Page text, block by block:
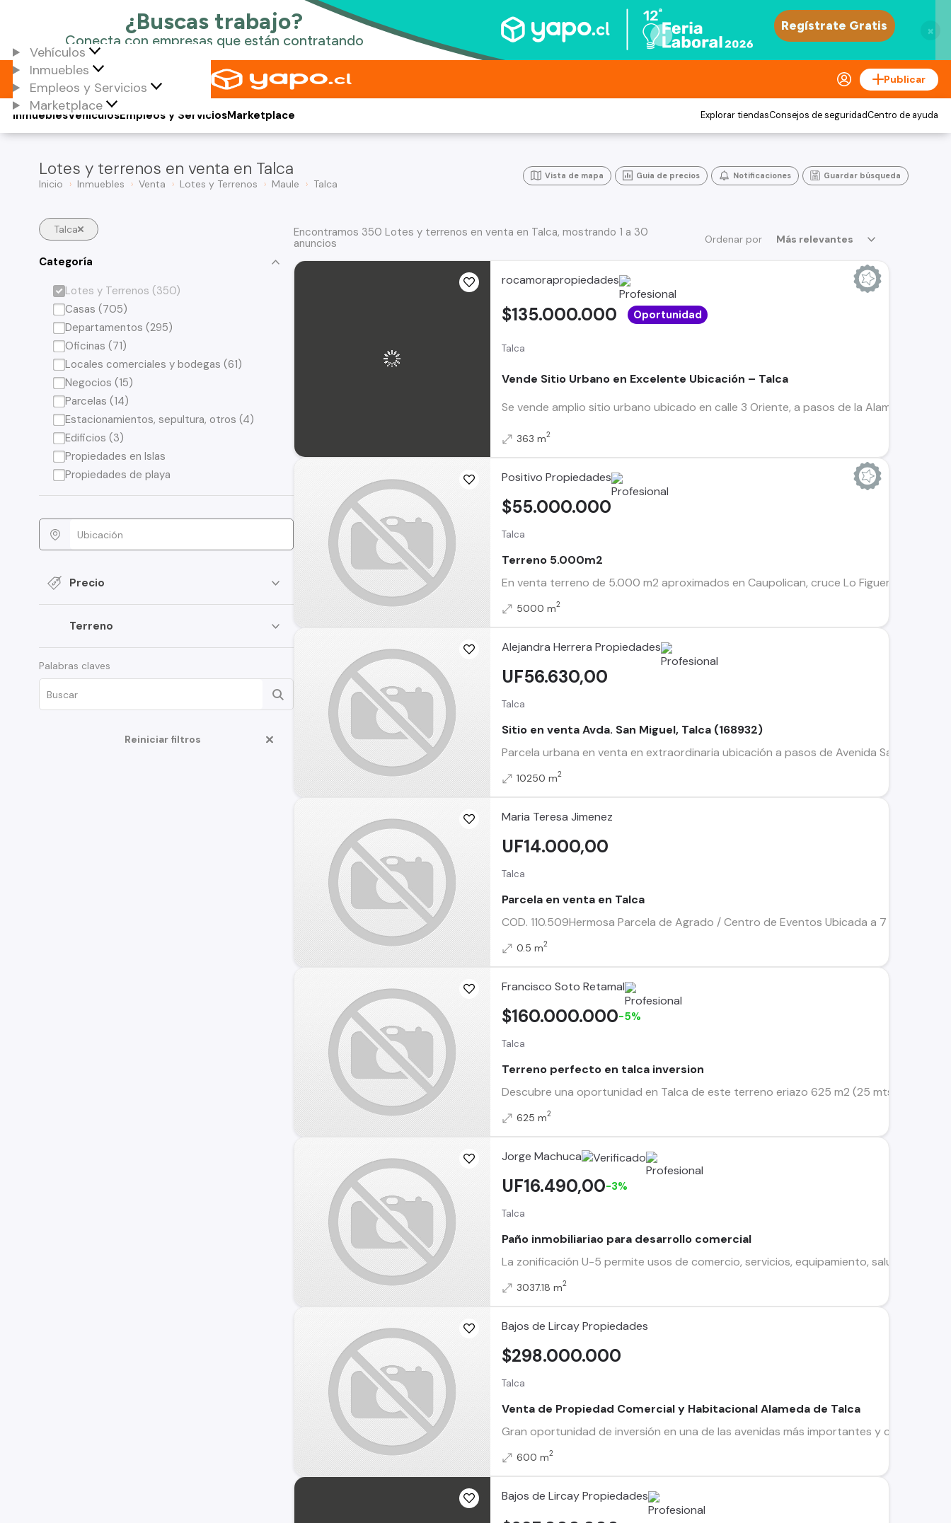
×
Vehículos
Inmuebles
Empleos y Servicios
Marketplace
Publicar
Vehículos
Inmuebles Empleos y ServiciosMarketplace Explorar tiendasConsejos de seguridadCentro de ayuda
Lotes y terrenos en venta en Talca
Inicio Inmuebles Venta Lotes y Terrenos Maule Talca
Vista de mapa Guia de precios Notificaciones Guardar búsqueda
Talca
Categoría
Lotes y Terrenos (350)
Casas (705)
Departamentos (295)
Oficinas (71)
Locales comerciales y bodegas (61)
Negocios (15)
Parcelas (14)
Estacionamientos, sepultura, otros (4)
Edificios (3)
Propiedades en Islas
Propiedades de playa
Precio
Terreno
Palabras claves
Reiniciar filtros
Ordenar por Más relevantes
Encontramos 350 Lotes y terrenos en venta en Talca, mostrando 1 a 30
anuncios
rocamorapropiedades
Talca
Vende Sitio Urbano en Excelente Ubicación – Talca
Se vende amplio sitio urbano ubicado en calle 3 Oriente, a pasos de la Alameda de
$135.000.000 Oportunidad
363 m2
Positivo Propiedades
Talca
Terreno 5.000m2
En venta terreno de 5.000 m2 aproximados en Caupolican, cruce Lo Figueroa, 2
$55.000.000
5000 m2
Alejandra Herrera Propiedades
Talca
Sitio en venta Avda. San Miguel, Talca (168932)
Parcela urbana en venta en extraordinaria ubicación a pasos de Avenida San Miguel
UF56.630,00
10250 m2
Maria Teresa Jimenez
Talca
Parcela en venta en Talca
COD. 110.509Hermosa Parcela de Agrado / Centro de Eventos Ubicada a 7 minutos
UF14.000,00
0.5 m2
Francisco Soto Retamal
Talca
Terreno perfecto en talca inversion
Descubre una oportunidad en Talca de este terreno eriazo 625 m2 (25 mts. de
$160.000.000-5%
625 m2
Jorge Machuca
Talca
Paño inmobiliariao para desarrollo comercial
La zonificación U-5 permite usos de comercio, servicios, equipamiento, salud,
UF16.490,00-3%
3037.18 m2
Bajos de Lircay Propiedades
Talca
Venta de Propiedad Comercial y Habitacional Alameda de Talca
Gran oportunidad de inversión en una de las avenidas más importantes y cotizadas
$298.000.000
600 m2
Bajos de Lircay Propiedades